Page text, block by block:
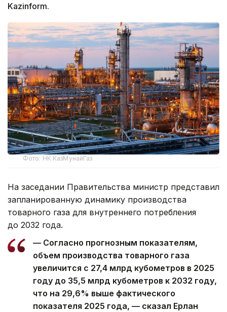
Kazinform.
Фото: НК КазМунайГаз
На заседании Правительства министр представил
запланированную динамику производства
товарного газа для внутреннего потребления
до 2032 года.
— Согласно прогнозным показателям,
объем производства товарного газа
увеличится с 27,4 млрд кубометров в 2025
году до 35,5 млрд кубометров к 2032 году,
что на 29,6% выше фактического
показателя 2025 года, — сказал Ерлан